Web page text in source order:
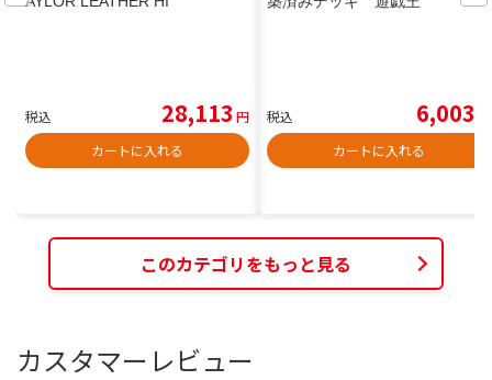
税込 28,113 円
カートに入れる
税込 6,003
カートに入れる
このカテゴリをもっと見る
カスタマーレビュー